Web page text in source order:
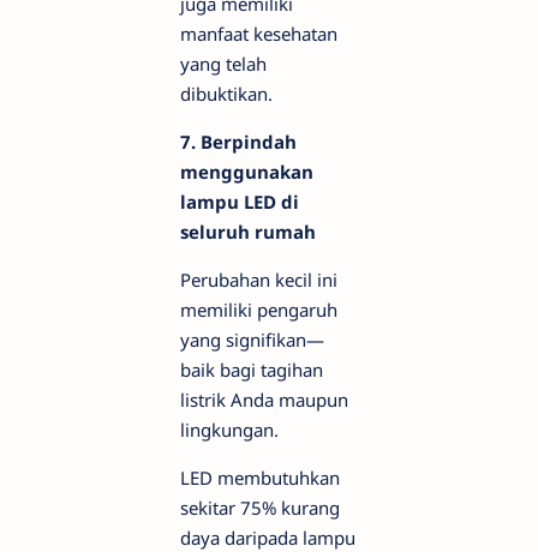
manfaat kesehatan
yang telah
dibuktikan.
7. Berpindah
menggunakan
lampu LED di
seluruh rumah
Perubahan kecil ini
memiliki pengaruh
yang signifikan—
baik bagi tagihan
listrik Anda maupun
lingkungan.
LED membutuhkan
sekitar 75% kurang
daya daripada lampu